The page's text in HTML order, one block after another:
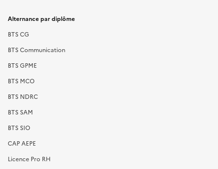
Alternance par diplôme
BTS CG
BTS Communication
BTS GPME
BTS MCO
BTS NDRC
BTS SAM
BTS SIO
CAP AEPE
Licence Pro RH